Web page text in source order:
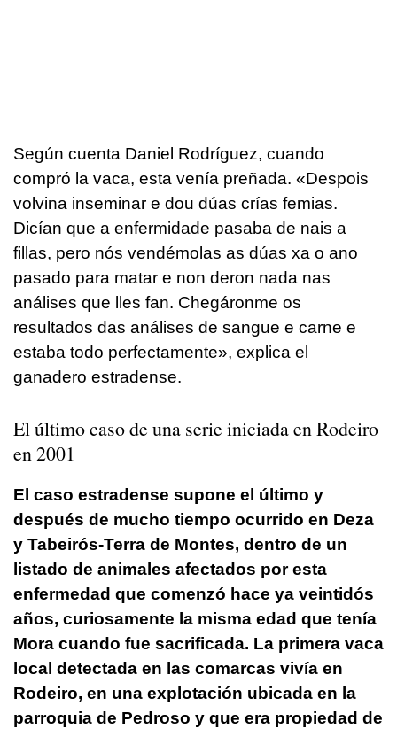
Según cuenta Daniel Rodríguez, cuando
compró la vaca, esta venía preñada. «Despois
volvina inseminar e dou dúas crías femias.
Dicían que a enfermidade pasaba de nais a
fillas, pero nós vendémolas as dúas xa o ano
pasado para matar e non deron nada nas
análises que lles fan. Chegáronme os
resultados das análises de sangue e carne e
estaba todo perfectamente», explica el
ganadero estradense.
El último caso de una serie iniciada en Rodeiro
en 2001
El caso estradense supone el último y
después de mucho tiempo ocurrido en Deza
y Tabeirós-Terra de Montes, dentro de un
listado de animales afectados por esta
enfermedad que comenzó hace ya veintidós
años, curiosamente la misma edad que tenía
Mora cuando fue sacrificada. La primera vaca
local detectada en las comarcas vivía en
Rodeiro, en una explotación ubicada en la
parroquia de Pedroso y que era propiedad de